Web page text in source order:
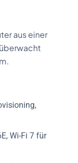
aus einer
Wi-Fi 7 für